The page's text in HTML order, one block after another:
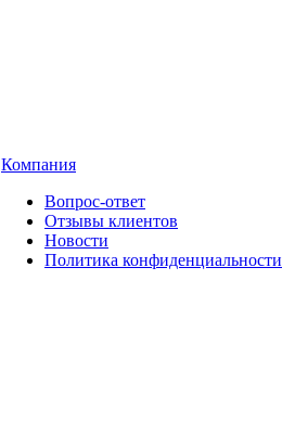
Компания
Вопрос-ответ
Отзывы клиентов
Новости
Политика конфиденциальности